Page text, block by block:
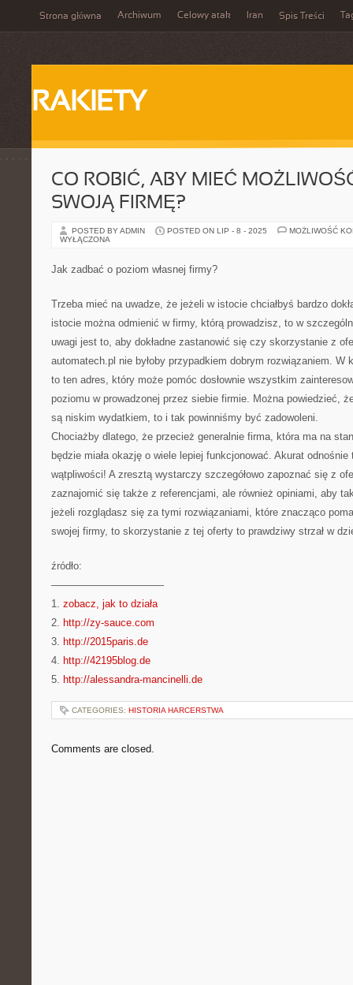
Strona główna Archiwum Celowy atak Iran Spis Treści
RAKIETY
CO ROBIĆ, ABY MIEĆ
SWOJĄ FIRMĘ?
POSTED BY ADMIN POSTED ON LIP - 8 - 2025
MOŻLIWOŚĆ
WYŁĄCZONA
Jak zadbać o poziom własnej firmy?
Trzeba mieć na uwadze, że jeżeli w istocie chciałbyś bardzo
istocie można odmienić w firmy, którą prowadzisz, to w
uwagi jest to, aby dokładne zastanowić się czy skorzystanie z
automatech.pl nie byłoby przypadkiem dobrym rozwiązaniem. W
to ten adres, który może pomóc dosłownie wszystkim
poziomu w prowadzonej przez siebie firmie. Można powiedzieć,
są niskim wydatkiem, to i tak powinniśmy być zadowoleni.
Chociażby dlatego, że przecież generalnie firma, która ma na
będzie miała okazję o wiele lepiej funkcjonować. Akurat
wątpliwości! A zresztą wystarczy szczegółowo zapoznać się z
zaznajomić się także z referencjami, ale również opiniami, aby
jeżeli rozglądasz się za tymi rozwiązaniami, które znacząco
swojej firmy, to skorzystanie z tej oferty to prawdziwy strzał w
źródło:
———————————
1. zobacz, jak to działa
2. http://zy-sauce.com
3. http://2015paris.de
4. http://42195blog.de
5. http://alessandra-mancinelli.de
CATEGORIES: HISTORIA HARCERSTWA
Comments are closed.